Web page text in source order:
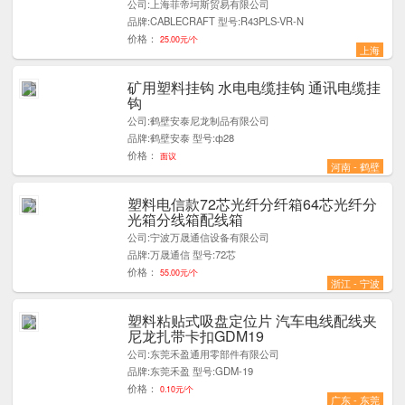
公司:上海菲帝坷斯贸易有限公司
品牌:CABLECRAFT 型号:R43PLS-VR-N
价格：
25.00元/个
上海
矿用塑料挂钩 水电电缆挂钩 通讯电缆挂
钩
公司:鹤壁安泰尼龙制品有限公司
品牌:鹤壁安泰 型号:ф28
价格：
面议
河南 - 鹤壁
1
塑料电信款72芯光纤分纤箱64芯光纤分
光箱分线箱配线箱
公司:宁波万晟通信设备有限公司
品牌:万晟通信 型号:72芯
价格：
55.00元/个
浙江 - 宁波
7
塑料粘贴式吸盘定位片 汽车电线配线夹
尼龙扎带卡扣GDM19
公司:东莞禾盈通用零部件有限公司
品牌:东莞禾盈 型号:GDM-19
价格：
0.10元/个
广东 - 东莞
4